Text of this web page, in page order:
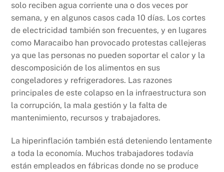
solo reciben agua corriente una o dos veces por
semana, y en algunos casos cada 10 días. Los cortes
de electricidad también son frecuentes, y en lugares
como Maracaibo han provocado protestas callejeras
ya que las personas no pueden soportar el calor y la
descomposición de los alimentos en sus
congeladores y refrigeradores. Las razones
principales de este colapso en la infraestructura son
la corrupción, la mala gestión y la falta de
mantenimiento, recursos y trabajadores.
La hiperinflación también está deteniendo lentamente
a toda la economía. Muchos trabajadores todavía
están empleados en fábricas donde no se produce